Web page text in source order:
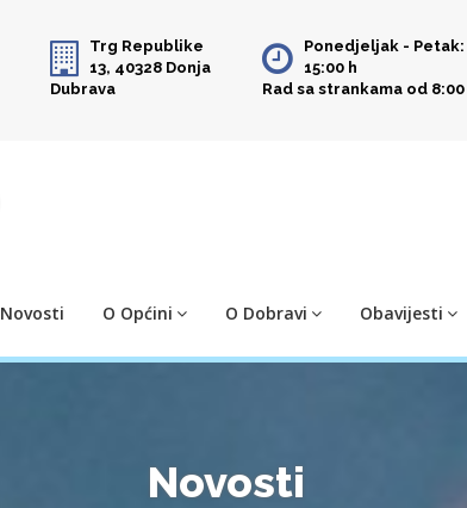
Trg Republike
13, 40328 Donja
Dubrava
Ponedjeljak - Petak:
15:00 h
Rad sa strankama od 8:00
Novosti O Općini O Dobravi Obavijesti
Novosti